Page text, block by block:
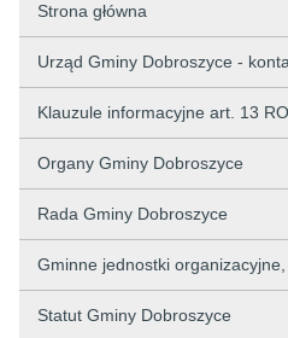
Strona główna
Urząd Gminy Dobroszyce -
Klauzule informacyjne art. 13
Organy Gminy Dobroszyce
Rada Gminy Dobroszyce
Gminne jednostki organizacyjne,
Statut Gminy Dobroszyce